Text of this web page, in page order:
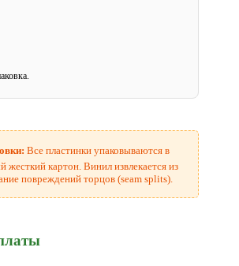
Все пластинки упаковываются в
жесткий картон. Винил извлекается из
повреждений торцов (seam splits).